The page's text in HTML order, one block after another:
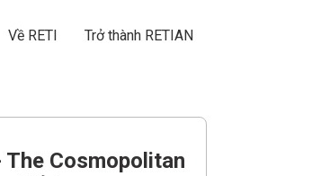
Về RETI Trở thành RETIAN
Cosmopolitan